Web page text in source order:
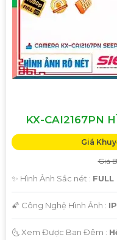
KX-CAI2167PN
Giá
Giá
✨ Hình Ảnh Sắc nét :
🌠 Công Nghệ Hình Ảnh :
🌜 Xem Được Ban Đêm :